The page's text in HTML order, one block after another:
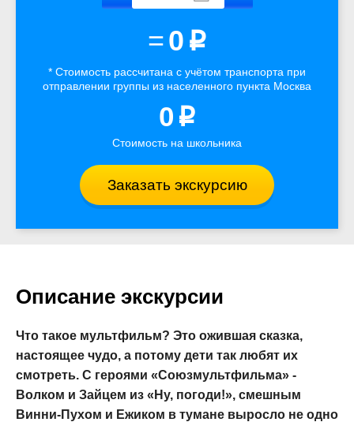
=0 p
* Стоимость рассчитана с учётом транспорта при
отправлении группы из населенного пункта Москва
0 p
Стоимость на школьника
Заказать экскурсию
Описание экскурсии
Что такое мультфильм? Это ожившая сказка,
настоящее чудо, а потому дети так любят их
смотреть. С героями «Союзмультфильма» -
Волком и Зайцем из «Ну, погоди!», смешным
Винни-Пухом и Ежиком в тумане выросло не одно